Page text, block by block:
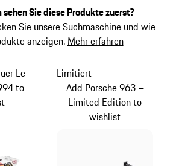
sehen Sie diese Produkte zuerst?
Sie unsere Suchmaschine und wie
anzeigen. Mehr erfahren
Le
to
Limitiert
Add Porsche 963 –
Limited Edition to
wishlist